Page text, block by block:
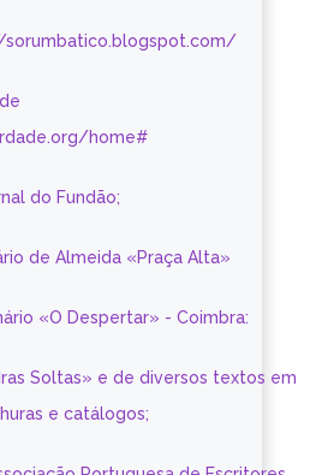
home#
do Fundão;
de Almeida «Praça Alta»
«O Despertar» - Coimbra:
Soltas» e de diversos textos em
e catálogos;